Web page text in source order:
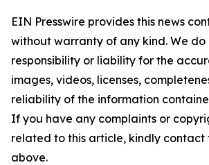
EIN Presswire provides this news
without warranty of any kind. We
responsibility or liability for the
images, videos, licenses,
reliability of the information
If you have any complaints or
related to this article, kindly contact
above.